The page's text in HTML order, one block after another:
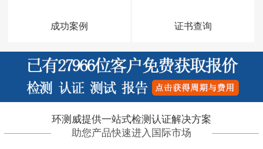
成功案例 证书查询
环测威提供一站式检测认证解决方案
助您产品快速进入国际市场